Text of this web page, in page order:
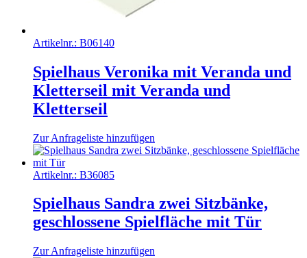
Artikelnr.: B06140
Spielhaus Veronika mit Veranda und
Kletterseil mit Veranda und
Kletterseil
Zur Anfrageliste hinzufügen
Artikelnr.: B36085
Spielhaus Sandra zwei Sitzbänke,
geschlossene Spielfläche mit Tür
Zur Anfrageliste hinzufügen